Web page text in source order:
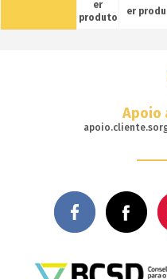
er
produto
er
Apoio